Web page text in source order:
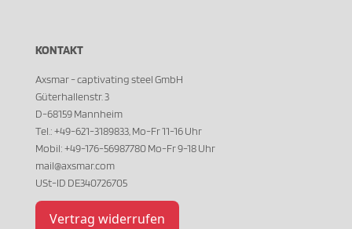
KONTAKT
Axsmar - captivating steel GmbH
Güterhallenstr. 3
D-68159 Mannheim
Tel.: +49-621-3189833, Mo-Fr 11-16 Uhr
Mobil: +49-176-56987780 Mo-Fr 9-18 Uhr
mail@axsmar.com
USt-ID DE340726705
Vertrag widerrufen